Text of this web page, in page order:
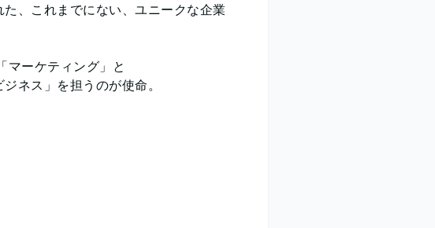
、これまでにない、ユニークな企業
「マーケティング」と
ジネス」を担うのが使命。
。